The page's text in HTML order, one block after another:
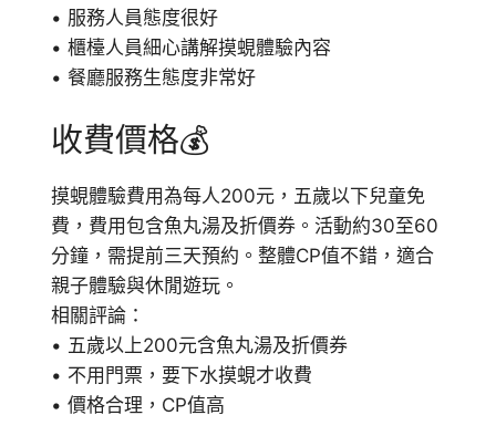
• 服務人員態度很好
• 櫃檯人員細心講解摸蜆體驗內容
• 餐廳服務生態度非常好
收費價格💰
摸蜆體驗費用為每人200元，五歲以下兒童免
費，費用包含魚丸湯及折價券。活動約30至60
分鐘，需提前三天預約。整體CP值不錯，適合
親子體驗與休閒遊玩。
相關評論：
• 五歲以上200元含魚丸湯及折價券
• 不用門票，要下水摸蜆才收費
• 價格合理，CP值高